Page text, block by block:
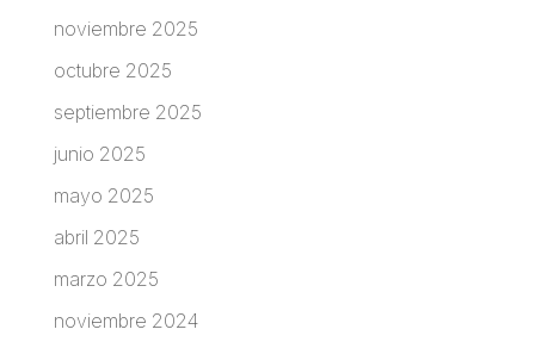
noviembre 2025
octubre 2025
septiembre 2025
junio 2025
mayo 2025
abril 2025
marzo 2025
noviembre 2024